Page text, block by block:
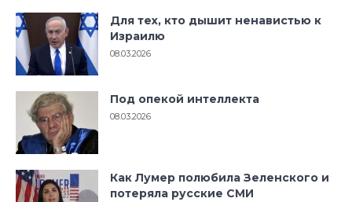
Для тех, кто дышит ненавистью к
Израилю
08.03.2026
Под опекой интеллекта
08.03.2026
Как Лумер полюбила Зеленского и
потеряла русские СМИ